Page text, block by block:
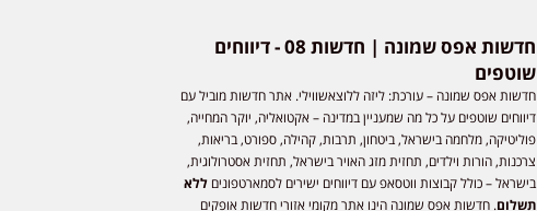
חדשות אפס שמונה | חדשות 08 - דיווחים
שוטפים
חדשות אפס שמונה – עורכת: ליזה ללוצאשווילי. אתר חדשות מוביל עם
דיווחים שוטפים על כל מה שמעניין במדינה – אקטואליה, יוקר המחייה,
פוליטיקה, מלחמה בישראל, ביטחון, תרבות, קהילה, ספורט, בריאות,
צרכנות, הורות וילדים, תחזית מזג האויר בישראל, תחזית אסטרולוגית,
בישראל – כולל קבוצות ווטסאפ עם דיווחים ישירים לסמארטפוניםללא
תשלום. חדשות אפס שמונה הינו אתר מקומי אזורי חדשות אופקים